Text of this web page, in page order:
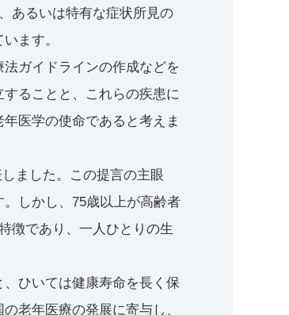
あるいは特有な症状所見の
ます。
ガイドラインの作成などを
ることと、これらの疾患に
医学の使命であると考えま
ました。この提言の主眼
しかし、75歳以上が高齢者
徴であり、一人ひとりの生
ひいては健康寿命を長く保
老年医療の発展に寄与し、